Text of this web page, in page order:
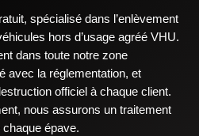
spécialisé dans l’enlèvement
hors d’usage agréé VHU.
dans toute notre zone
avec la réglementation, et
officiel à chaque client.
nous assurons un traitement
épave.